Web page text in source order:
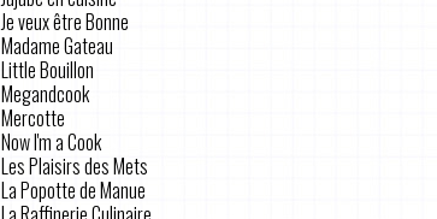
Je veux être Bonne
Madame Gateau
Little Bouillon
Megandcook
Mercotte
Now I'm a Cook
Les Plaisirs des Mets
La Popotte de Manue